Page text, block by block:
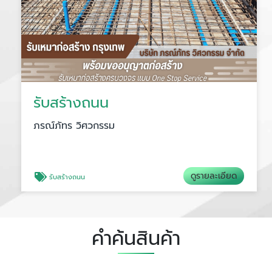
รับสร้างถนน
ภรณ์ภัทร วิศวกรรม
รับสร้างถนน ดูรายละเอียด
คำค้นสินค้า